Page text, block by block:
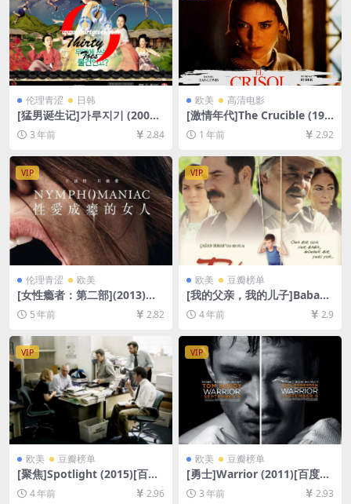
伦理青涩 日韩
[猛男诞生记]가루지기 (2008)
[百度网盘+夸克网盘1080P超
清未删减资源][网盘在线播放/
下载][MP4/6.8GB][中文字幕]
3 年前 2.84
欧美 高清电影
[激情年代]The Crucible (199
6)[百度网盘+夸克网盘1080P
超清未删减资源][网盘在线播
放/下载][MP4/8.6GB][中文字
幕]
1 年前 2.92
VIP
伦理青涩 欧美
[女性瘾者：第二部](2013)导
演剪辑版[百度网盘+迅雷云盘
资源未删减1080P高清][MP4/
5 年前 2.82
VIP
欧美 豆瓣榜单
[我的父亲，我的儿子]Babam
ve Oğlum (2005)[百度网盘
+迅雷云盘资源1080P超清未
4 年前 2.9
VIP
欧美 豆瓣榜单
[聚焦]Spotlight (2015)[百度
网盘+迅雷云盘资源1080P超
清未删减][MP4/9GB][中英字
4 年前 2.96
VIP
欧美 豆瓣榜单
[勇士]Warrior (2011)[百度网
盘+夸克网盘1080P超清未删
减资源][网盘在线播放/下载]
3 年前 2.93